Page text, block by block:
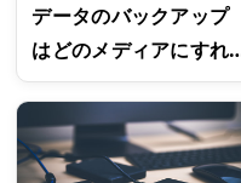
データのバックアップ
はどのメディアにすれ
ば良い？ 長期保存には
ブルーレイがおすすめ